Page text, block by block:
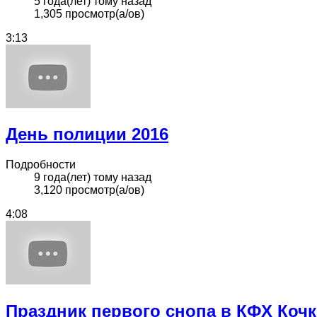
1,305 просмотр(а/ов)
3:13
День полиции 2016
Подробности
9 года(лет) тому назад
3,120 просмотр(а/ов)
4:08
Праздник первого снопа в КФХ